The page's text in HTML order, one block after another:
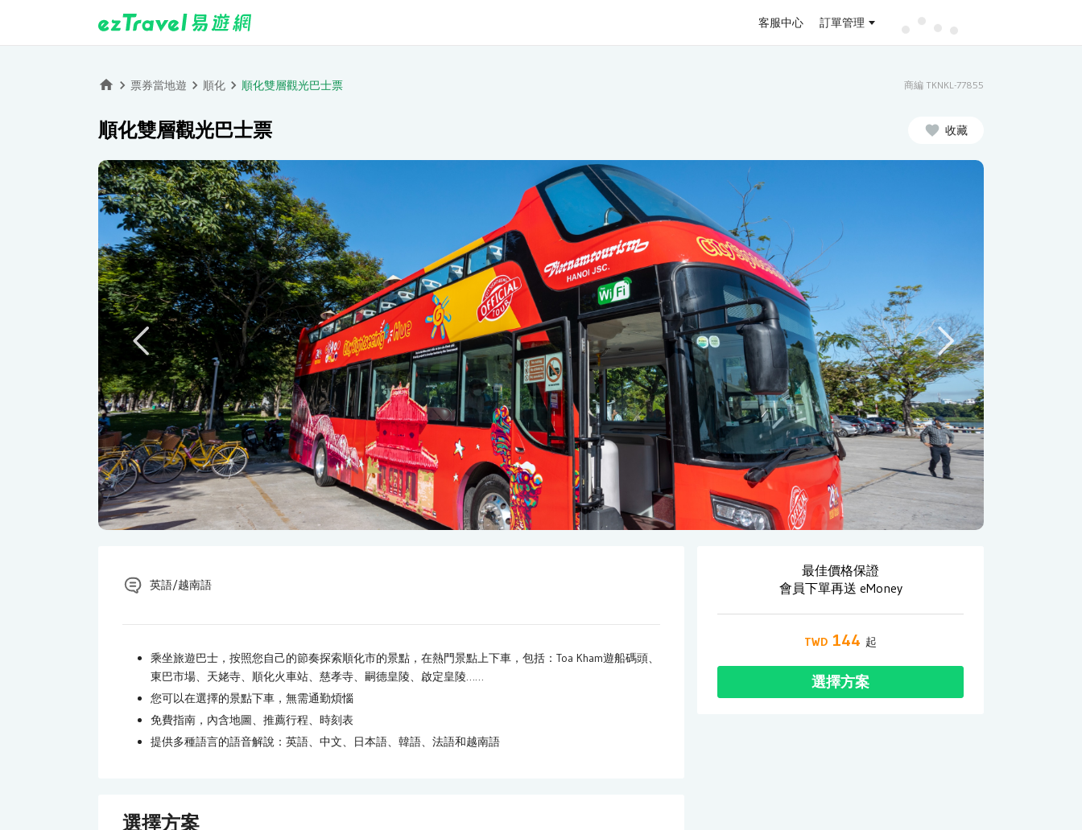
客服中心 訂單管理
票券當地遊 順化 順化雙層觀光巴士票 商編 TKNKL-77855
順化雙層觀光巴士票 收藏
英語/越南語
乘坐旅遊巴士，按照您自己的節奏探索順化市的景點，在熱門景點上下車，包括：Toa Kham遊船碼頭、
東巴市場、天姥寺、順化火車站、慈孝寺、嗣德皇陵、啟定皇陵……
您可以在選擇的景點下車，無需通勤煩惱
免費指南，內含地圖、推薦行程、時刻表
提供多種語言的語音解說：英語、中文、日本語、韓語、法語和越南語
選擇方案
最佳價格保證
會員下單再送 eMoney
144
選擇方案